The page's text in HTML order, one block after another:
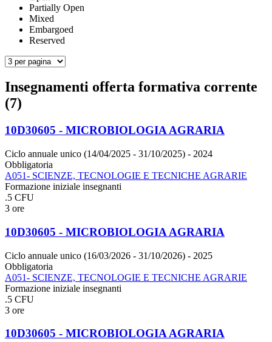
Partially Open
Mixed
Embargoed
Reserved
Insegnamenti offerta formativa corrente
(7)
10D30605 - MICROBIOLOGIA AGRARIA
Ciclo annuale unico (14/04/2025 - 31/10/2025) - 2024
Obbligatoria
A051- SCIENZE, TECNOLOGIE E TECNICHE AGRARIE
Formazione iniziale insegnanti
.5 CFU
3 ore
10D30605 - MICROBIOLOGIA AGRARIA
Ciclo annuale unico (16/03/2026 - 31/10/2026) - 2025
Obbligatoria
A051- SCIENZE, TECNOLOGIE E TECNICHE AGRARIE
Formazione iniziale insegnanti
.5 CFU
3 ore
10D30605 - MICROBIOLOGIA AGRARIA